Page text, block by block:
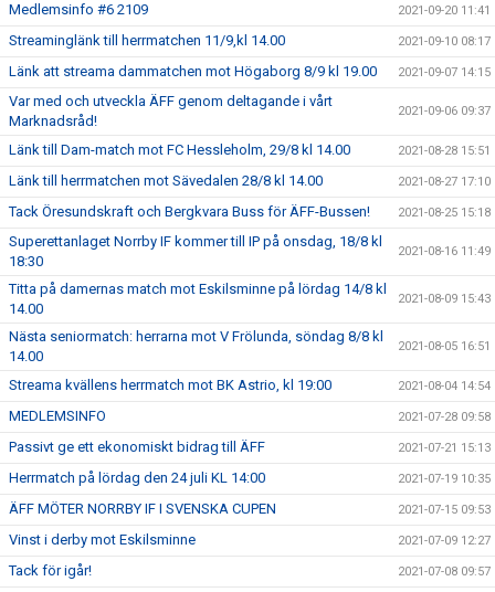
Medlemsinfo #6 2109 2021-09-20 11:41
Streaminglänk till herrmatchen 11/9,kl 14.00 2021-09-10 08:17
Länk att streama dammatchen mot Högaborg 8/9 kl 19.00 2021-09-07 14:15
Var med och utveckla ÄFF genom deltagande i vårt
Marknadsråd!
2021-09-06 09:37
Länk till Dam-match mot FC Hessleholm, 29/8 kl 14.00 2021-08-28 15:51
Länk till herrmatchen mot Sävedalen 28/8 kl 14.00 2021-08-27 17:10
Tack Öresundskraft och Bergkvara Buss för ÄFF-Bussen! 2021-08-25 15:18
Superettanlaget Norrby IF kommer till IP på onsdag, 18/8 kl
18:30
2021-08-16 11:49
Titta på damernas match mot Eskilsminne på lördag 14/8 kl
14.00
2021-08-09 15:43
Nästa seniormatch: herrarna mot V Frölunda, söndag 8/8 kl
14.00
2021-08-05 16:51
Streama kvällens herrmatch mot BK Astrio, kl 19:00 2021-08-04 14:54
MEDLEMSINFO 2021-07-28 09:58
Passivt ge ett ekonomiskt bidrag till ÄFF 2021-07-21 15:13
Herrmatch på lördag den 24 juli KL 14:00 2021-07-19 10:35
ÄFF MÖTER NORRBY IF I SVENSKA CUPEN 2021-07-15 09:53
Vinst i derby mot Eskilsminne 2021-07-09 12:27
Tack för igår! 2021-07-08 09:57